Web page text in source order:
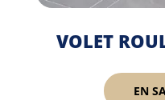
VOLET
EN